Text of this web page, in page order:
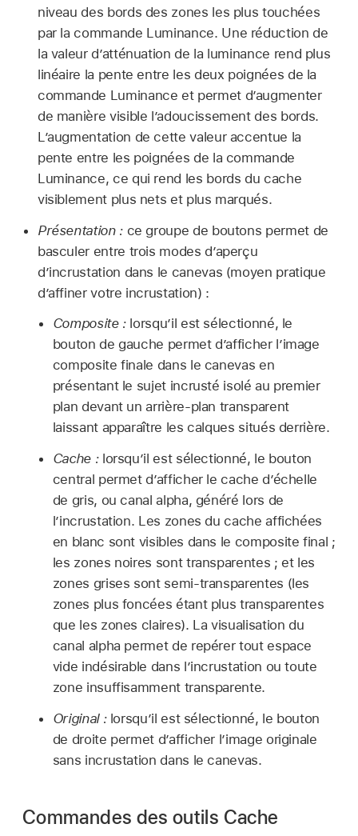
niveau des bords des zones les plus touchées
par la commande Luminance. Une réduction de
la valeur d’atténuation de la luminance rend plus
linéaire la pente entre les deux poignées de la
commande Luminance et permet d’augmenter
de manière visible l’adoucissement des bords.
L’augmentation de cette valeur accentue la
pente entre les poignées de la commande
Luminance, ce qui rend les bords du cache
visiblement plus nets et plus marqués.
Présentation :ce groupe de boutons permet de
basculer entre trois modes d’aperçu
d’incrustation dans le canevas (moyen pratique
d’affiner votre incrustation) :
Composite :lorsqu’il est sélectionné, le
bouton de gauche permet d’afficher l’image
composite finale dans le canevas en
présentant le sujet incrusté isolé au premier
plan devant un arrière-plan transparent
laissant apparaître les calques situés derrière.
Cache :lorsqu’il est sélectionné, le bouton
central permet d’afficher le cache d’échelle
de gris, ou canal alpha, généré lors de
l’incrustation. Les zones du cache affichées
en blanc sont visibles dans le composite final ;
les zones noires sont transparentes ; et les
zones grises sont semi-transparentes (les
zones plus foncées étant plus transparentes
que les zones claires). La visualisation du
canal alpha permet de repérer tout espace
vide indésirable dans l’incrustation ou toute
zone insuffisamment transparente.
Original :lorsqu’il est sélectionné, le bouton
de droite permet d’afficher l’image originale
sans incrustation dans le canevas.
Commandes des outils Cache